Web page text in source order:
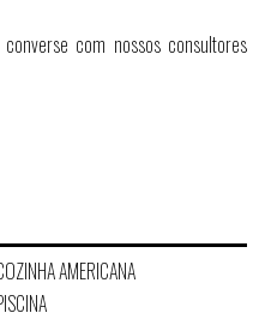
com nossos consultores
AMERICANA